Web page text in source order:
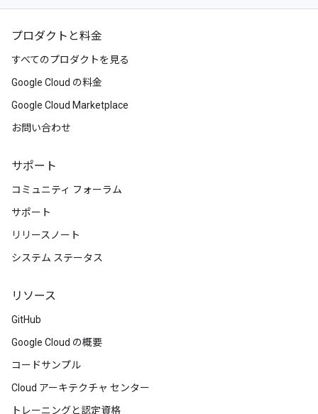
プロダクトと料金
すべてのプロダクトを見る
Google Cloud の料金
Google Cloud Marketplace
お問い合わせ
サポート
コミュニティ フォーラム
サポート
リリースノート
システム ステータス
リソース
GitHub
Google Cloud の概要
コードサンプル
Cloud アーキテクチャ センター
トレーニングと認定資格